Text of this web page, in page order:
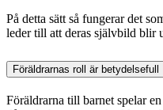
På detta sätt så fungerar det
leder till att deras självbild blir
Föräldrarnas roll är betydelsefull
Föräldrarna till barnet spelar